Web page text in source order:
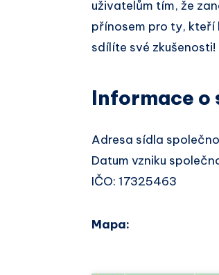
uživatelům tím, že
přínosem pro ty, kteří
sdílíte své zkušenosti!
Informace o
Adresa sídla
Datum vzniku
IČO: 17325463
Mapa: